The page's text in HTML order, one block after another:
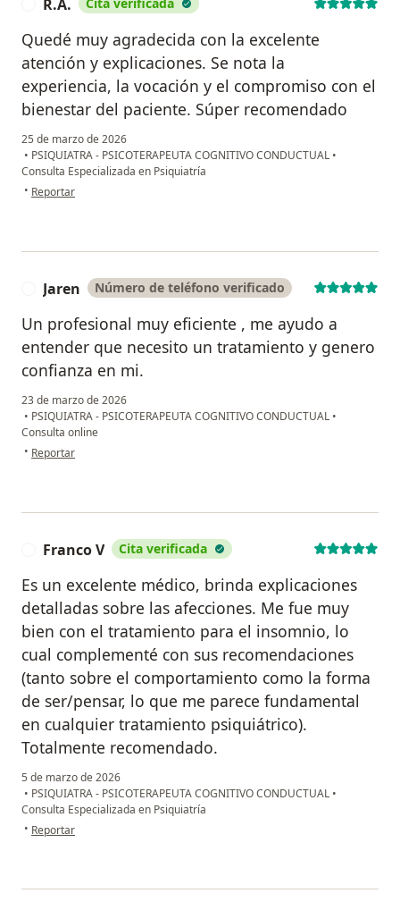
R.A.
Quedé muy agradecida con la excelente
atención y explicaciones. Se nota la
experiencia, la vocación y el compromiso con el
bienestar del paciente. Súper recomendado
25 de marzo de 2026
• PSIQUIATRA - PSICOTERAPEUTA COGNITIVO CONDUCTUAL •
Consulta Especializada en Psiquiatría
• en opinión del usuario R.A.
Reportar
Jaren Número de teléfono verificado
Un profesional muy eficiente , me ayudo a
entender que necesito un tratamiento y genero
confianza en mi.
23 de marzo de 2026
• PSIQUIATRA - PSICOTERAPEUTA COGNITIVO CONDUCTUAL •
Consulta online
• en opinión del usuario Jaren
Reportar
Franco V Cita verificada
Es un excelente médico, brinda explicaciones
detalladas sobre las afecciones. Me fue muy
bien con el tratamiento para el insomnio, lo
cual complementé con sus recomendaciones
(tanto sobre el comportamiento como la forma
de ser/pensar, lo que me parece fundamental
en cualquier tratamiento psiquiátrico).
Totalmente recomendado.
5 de marzo de 2026
• PSIQUIATRA - PSICOTERAPEUTA COGNITIVO CONDUCTUAL •
Consulta Especializada en Psiquiatría
• en opinión del usuario Franco V
Reportar